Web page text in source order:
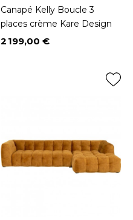
Canapé Kelly Boucle 3
places crème Kare Design
Prix
2 199,00 €